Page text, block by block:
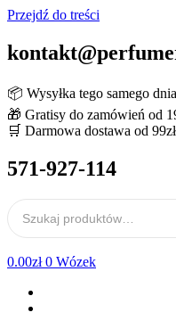
Przejdź do treści
📦 Wysyłka tego samego
🎁 Gratisy do zamówień od
🛒 Darmowa dostawa od 99zł
571-927-114
0.00zł 0 Wózek